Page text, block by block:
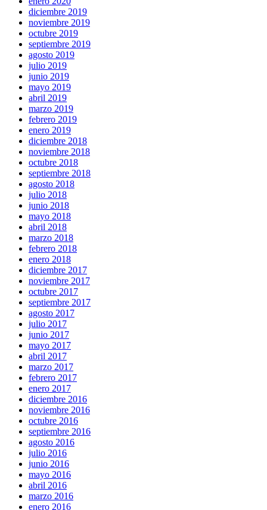
diciembre 2019
noviembre 2019
octubre 2019
septiembre 2019
agosto 2019
julio 2019
junio 2019
mayo 2019
abril 2019
marzo 2019
febrero 2019
enero 2019
diciembre 2018
noviembre 2018
octubre 2018
septiembre 2018
agosto 2018
julio 2018
junio 2018
mayo 2018
abril 2018
marzo 2018
febrero 2018
enero 2018
diciembre 2017
noviembre 2017
octubre 2017
septiembre 2017
agosto 2017
julio 2017
junio 2017
mayo 2017
abril 2017
marzo 2017
febrero 2017
enero 2017
diciembre 2016
noviembre 2016
octubre 2016
septiembre 2016
agosto 2016
julio 2016
junio 2016
mayo 2016
abril 2016
marzo 2016
enero 2016